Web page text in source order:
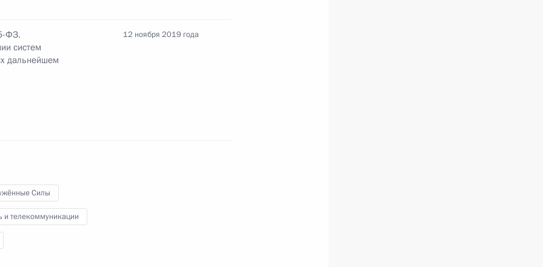
– участников
о взаимодействии
ядерной или радиационной
ФЗ.
систем
дальнейшем
12 ноября 2019 года
Силы
и телекоммуникации